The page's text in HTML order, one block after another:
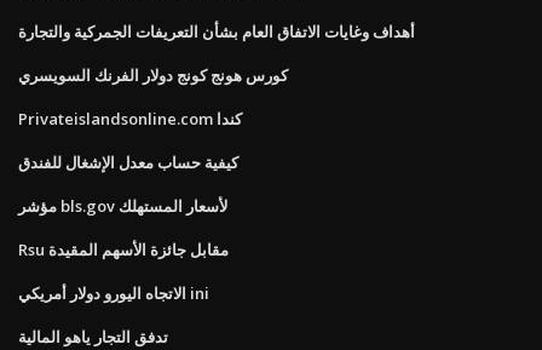
أهداف وغايات الاتفاق العام بشأن التعريفات الجمركية والتجارة
كورس هونج كونج دولار الفرنك السويسري
Privateislandsonline.com كندا
كيفية حساب معدل الإشغال للفندق
مؤشر bls.gov لأسعار المستهلك
Rsu مقابل جائزة الأسهم المقيدة
الاتجاه اليورو دولار أمريكي ini
تدفق التجار ياهو المالية